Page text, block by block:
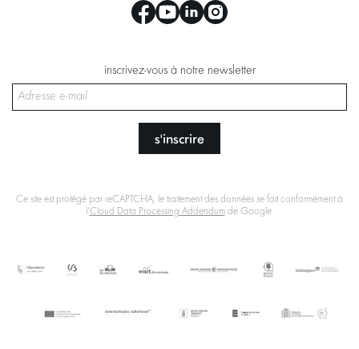
inscrivez-vous à notre newsletter
s'inscrire
Ce site est protégé par reCAPTCHA, le traitement des données se fait conformément à
l'Cloud Data Processing Addendumde Google.